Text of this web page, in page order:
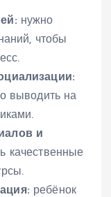
нужно
чтобы
выводить на
и
качественные
ребёнок